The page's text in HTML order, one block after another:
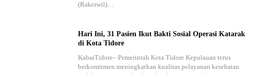
(Rakerwil)…
Hari Ini, 31 Pasien Ikut Bakti Sosial Operasi Katarak
di Kota Tidore
KabarTidore– Pemerintah Kota Tidore Kepulauan terus
berkomitmen meningkatkan kualitas pelayanan kesehatan